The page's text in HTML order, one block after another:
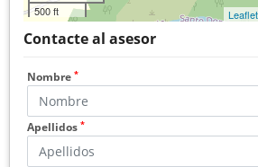
500 ft
Leaflet
Contacte al asesor
Nombre *
Apellidos *